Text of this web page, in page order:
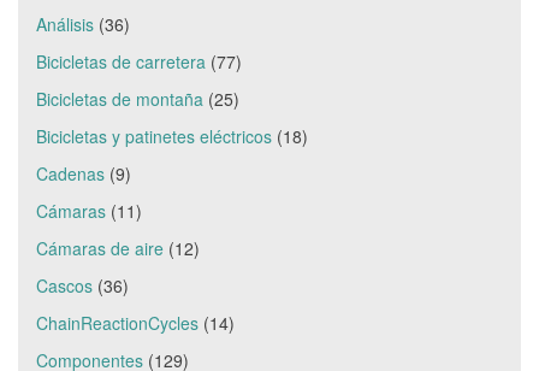
Análisis (36)
Bicicletas de carretera (77)
Bicicletas de montaña (25)
Bicicletas y patinetes eléctricos (18)
Cadenas (9)
Cámaras (11)
Cámaras de aire (12)
Cascos (36)
ChainReactionCycles (14)
Componentes (129)